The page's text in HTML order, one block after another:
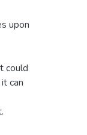
upon
could
can